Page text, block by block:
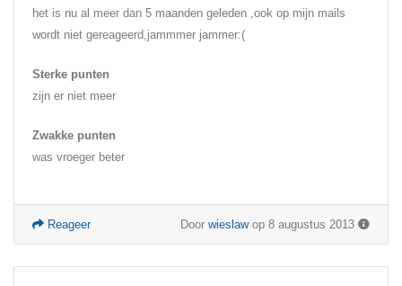
het is nu al meer dan 5 maanden geleden ,ook op mijn mails
wordt niet gereageerd,jammmer jammer:(
Sterke punten
zijn er niet meer
Zwakke punten
was vroeger beter
Door wieslawop 8 augustus 2013
Reageer